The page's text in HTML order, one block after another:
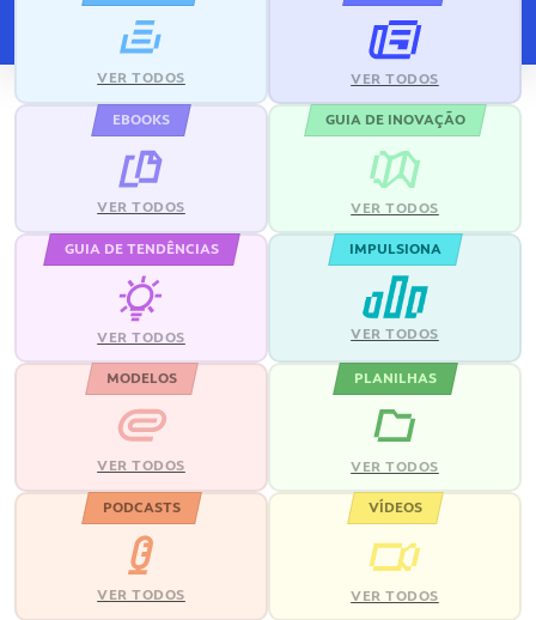
VER TODOS VER TODOS
EBOOKS
VER TODOS
GUIA DE INOVAÇÃO
VER TODOS
GUIA DE TENDÊNCIAS
VER TODOS
IMPULSIONA
VER TODOS
MODELOS
VER TODOS
PLANILHAS
VER TODOS
PODCASTS
VER TODOS
VÍDEOS
VER TODOS